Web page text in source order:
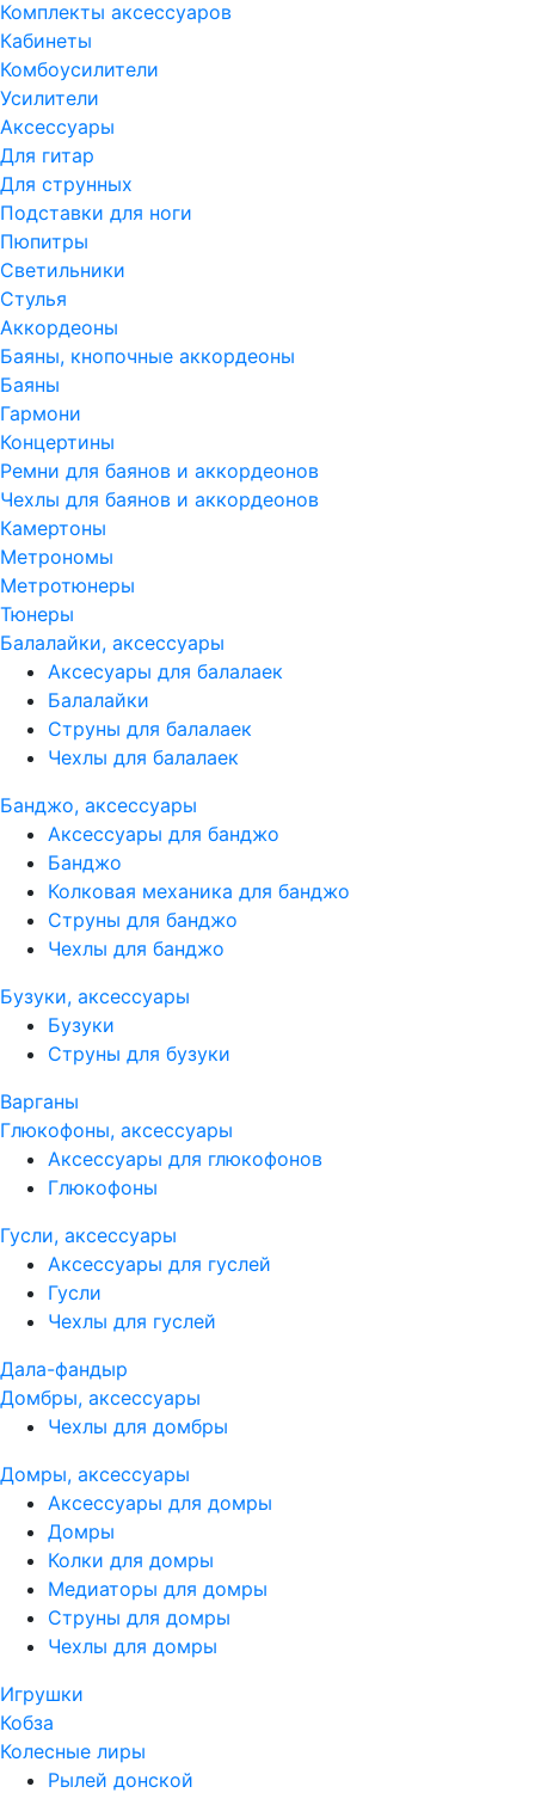
Комплекты аксессуаров
Кабинеты
Комбоусилители
Усилители
Аксессуары
Для гитар
Для струнных
Подставки для ноги
Пюпитры
Светильники
Стулья
Аккордеоны
Баяны, кнопочные аккордеоны
Баяны
Гармони
Концертины
Ремни для баянов и аккордеонов
Чехлы для баянов и аккордеонов
Камертоны
Метрономы
Метротюнеры
Тюнеры
Балалайки, аксессуары
Аксесуары для балалаек
Балалайки
Струны для балалаек
Чехлы для балалаек
Банджо, аксессуары
Аксессуары для банджо
Банджо
Колковая механика для банджо
Струны для банджо
Чехлы для банджо
Бузуки, аксессуары
Бузуки
Струны для бузуки
Варганы
Глюкофоны, аксессуары
Аксессуары для глюкофонов
Глюкофоны
Гусли, аксессуары
Аксессуары для гуслей
Гусли
Чехлы для гуслей
Дала-фандыр
Домбры, аксессуары
Чехлы для домбры
Домры, аксессуары
Аксессуары для домры
Домры
Колки для домры
Медиаторы для домры
Струны для домры
Чехлы для домры
Игрушки
Кобза
Колесные лиры
Рылей донской